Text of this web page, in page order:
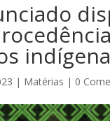
| Matérias | 0